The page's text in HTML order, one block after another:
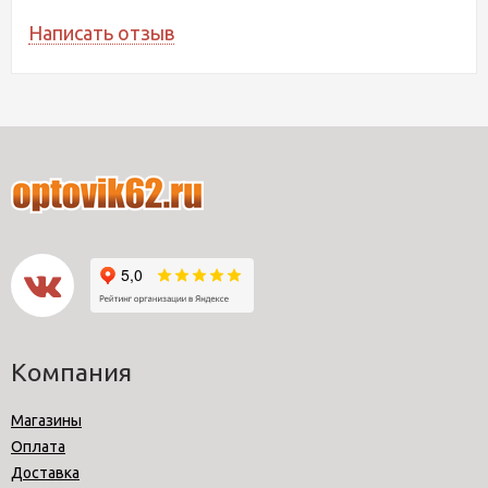
Написать отзыв
Компания
Магазины
Оплата
Доставка